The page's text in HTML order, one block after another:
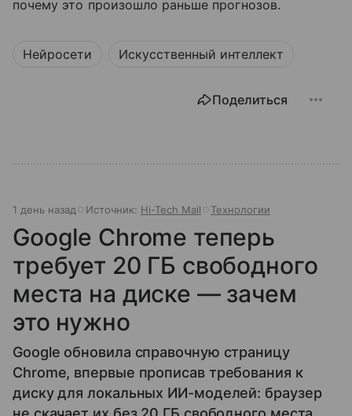
почему это произошло раньше прогнозов.
Нейросети Искусственный интеллект
Поделиться
1 день назад Источник: Hi-Tech Mail Технологии
Google Chrome теперь
требует 20 ГБ свободного
места на диске — зачем
это нужно
Google обновила справочную страницу
Chrome, впервые прописав требования к
диску для локальных ИИ-моделей: браузер